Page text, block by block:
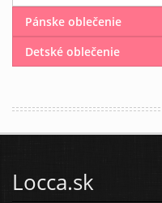
Pánske oblečenie
Detské oblečenie
Locca.sk